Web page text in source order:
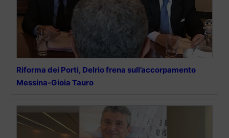
Riforma dei Porti, Delrio frena sull’accorpamento
Messina-Gioia Tauro